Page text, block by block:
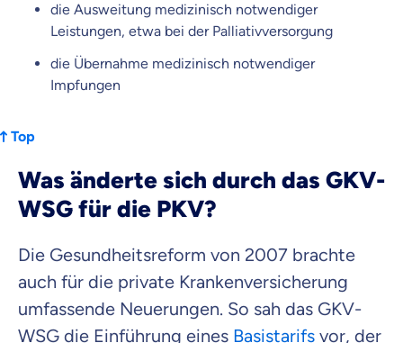
die Ausweitung medizinisch notwendiger
Leistungen, etwa bei der Palliativversorgung
die Übernahme medizinisch notwendiger
Impfungen
Top
Was änderte sich durch das GKV-
WSG für die PKV?
Die Gesundheitsreform von 2007 brachte
auch für die private Krankenversicherung
umfassende Neuerungen. So sah das GKV-
WSG die Einführung eines Basistarifs vor, der